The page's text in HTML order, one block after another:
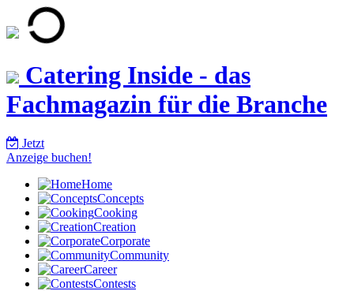
Catering Inside - das
Fachmagazin für die Branche
Jetzt
Anzeige buchen!
Home
Concepts
Cooking
Creation
Corporate
Community
Career
Contests